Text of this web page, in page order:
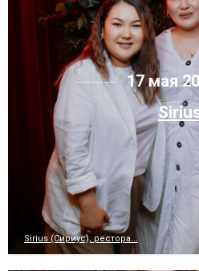
17 мая
Sirius (Сириус), рестора...